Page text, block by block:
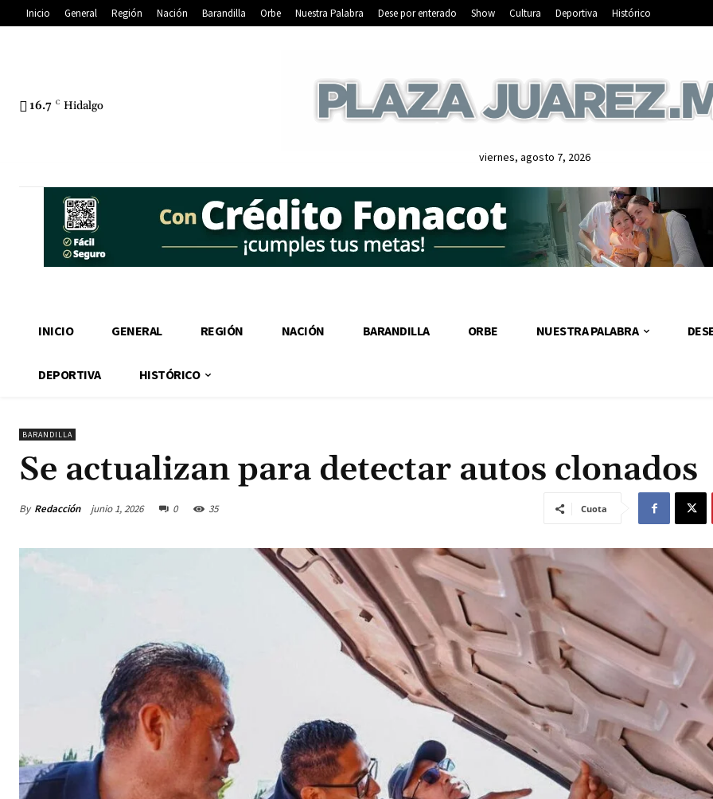
Inicio General Región Nación Barandilla Orbe Nuestra Palabra Dese por enterado Show Cultura Deportiva Histórico
16.7 C Hidalgo
viernes, agosto 7, 2026
INICIO GENERAL REGIÓN NACIÓN BARANDILLA ORBE NUESTRA PALABRA
DEPORTIVA HISTÓRICO
BARANDILLA
Se actualizan para detectar autos clonados
By Redacción junio 1, 2026 0 35 Cuota